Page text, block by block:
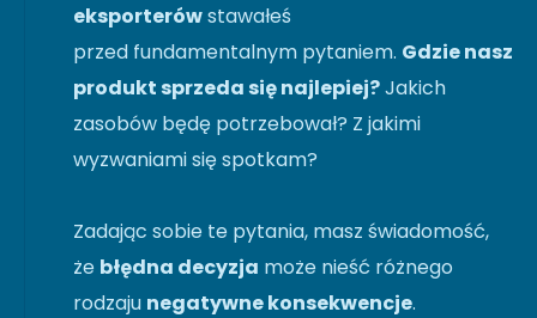
eksporterówstawałeś
przed fundamentalnym pytaniem. Gdzie nasz
produkt sprzeda się najlepiej?Jakich
zasobów będę potrzebował? Z jakimi
wyzwaniami się spotkam?
Zadając sobie te pytania, masz świadomość,
że błędna decyzja może nieść różnego
rodzaju negatywne konsekwencje.